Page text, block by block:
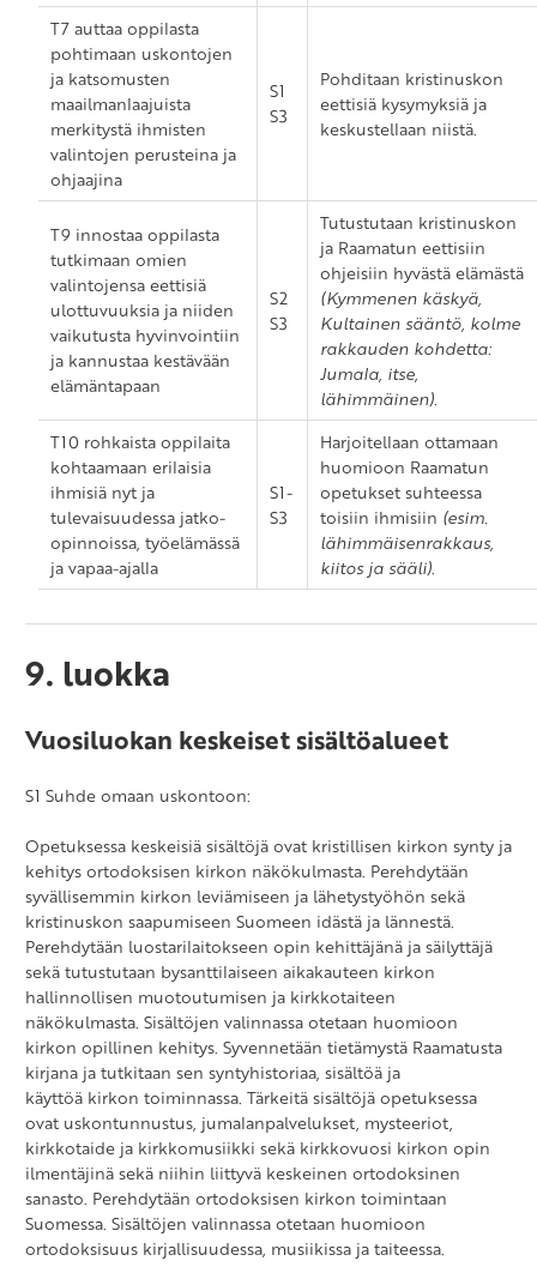
T7 auttaa oppilasta
pohtimaan uskontojen
ja katsomusten
maailmanlaajuista
merkitystä ihmisten
valintojen perusteina ja
ohjaajina
S1
S3
Pohditaan kristinuskon
eettisiä kysymyksiä ja
keskustellaan niistä.
T9 innostaa oppilasta
tutkimaan omien
valintojensa eettisiä
ulottuvuuksia ja niiden
vaikutusta hyvinvointiin
ja kannustaa kestävään
elämäntapaan
S2
S3
Tutustutaan kristinuskon
ja Raamatun eettisiin
ohjeisiin hyvästä elämästä
(Kymmenen käskyä,
Kultainen sääntö, kolme
rakkauden kohdetta:
Jumala, itse,
lähimmäinen).
T10 rohkaista oppilaita
kohtaamaan erilaisia
ihmisiä nyt ja
tulevaisuudessa jatko-
opinnoissa, työelämässä
ja vapaa-ajalla
S1-
S3
Harjoitellaan ottamaan
huomioon Raamatun
opetukset suhteessa
toisiin ihmisiin (esim.
lähimmäisenrakkaus,
kiitos ja sääli).
9. luokka
Vuosiluokan keskeiset sisältöalueet
S1 Suhde omaan uskontoon:
Opetuksessa keskeisiä sisältöjä ovat kristillisen kirkon synty ja
kehitys ortodoksisen kirkon näkökulmasta. Perehdytään
syvällisemmin kirkon leviämiseen ja lähetystyöhön sekä
kristinuskon saapumiseen Suomeen idästä ja lännestä.
Perehdytään luostarilaitokseen opin kehittäjänä ja säilyttäjä
sekä tutustutaan bysanttilaiseen aikakauteen kirkon
hallinnollisen muotoutumisen ja kirkkotaiteen
näkökulmasta. Sisältöjen valinnassa otetaan huomioon
kirkon opillinen kehitys. Syvennetään tietämystä Raamatusta
kirjana ja tutkitaan sen syntyhistoriaa, sisältöä ja
käyttöä kirkon toiminnassa. Tärkeitä sisältöjä opetuksessa
ovat uskontunnustus, jumalanpalvelukset, mysteeriot,
kirkkotaide ja kirkkomusiikki sekä kirkkovuosi kirkon opin
ilmentäjinä sekä niihin liittyvä keskeinen ortodoksinen
sanasto. Perehdytään ortodoksisen kirkon toimintaan
Suomessa. Sisältöjen valinnassa otetaan huomioon
ortodoksisuus kirjallisuudessa, musiikissa ja taiteessa.